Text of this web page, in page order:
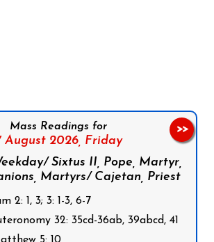
Mass Readings for
August 2026, Friday
Sixtus II, Pope, Martyr,
Martyrs/ Cajetan, Priest
2: 1, 3; 3: 1-3, 6-7
32: 35cd-36ab, 39abcd, 41
5: 10
>>